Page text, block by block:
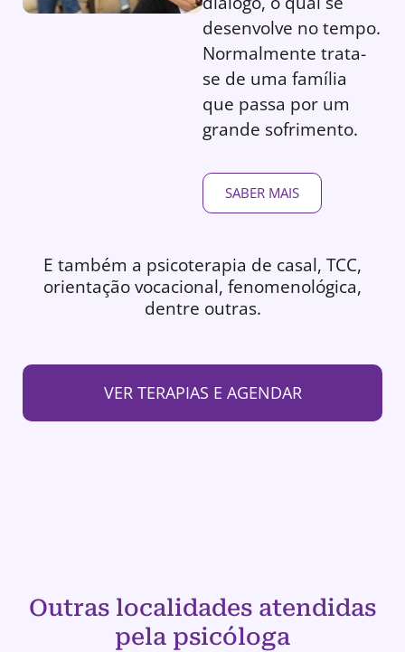
desenvolve no tempo.
Normalmente trata-
se de uma família
que passa por um
grande sofrimento.
SABER MAIS
E também a psicoterapia de casal, TCC,
orientação vocacional, fenomenológica,
dentre outras.
VER TERAPIAS E AGENDAR
Outras localidades atendidas
pela psicóloga